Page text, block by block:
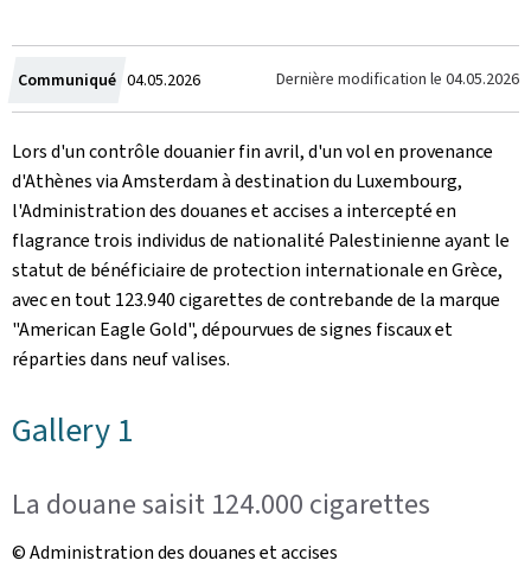
Communiqué Crée
le
04.05.2026 Dernière modification le 04.05.2026
Lors d'un contrôle douanier fin avril, d'un vol en provenance
d'Athènes via Amsterdam à destination du Luxembourg,
l'Administration des douanes et accises a intercepté en
flagrance trois individus de nationalité Palestinienne ayant le
statut de bénéficiaire de protection internationale en Grèce,
avec en tout 123.940 cigarettes de contrebande de la marque
"American Eagle Gold", dépourvues de signes fiscaux et
réparties dans neuf valises.
Gallery 1
La douane saisit 124.000 cigarettes ‎
© Administration des douanes et accises